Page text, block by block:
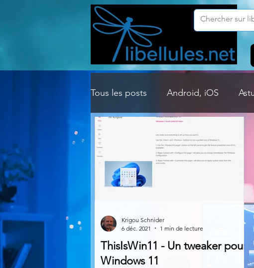
Tous les posts Android, iOS
Customisation Windows
Gestion Système
Linux
Multimedia Navigateurs
ThisIsWin11 - Un tweaker pour
Windows 11
Krigou Schnider
6 déc. 2021
1 min de lecture